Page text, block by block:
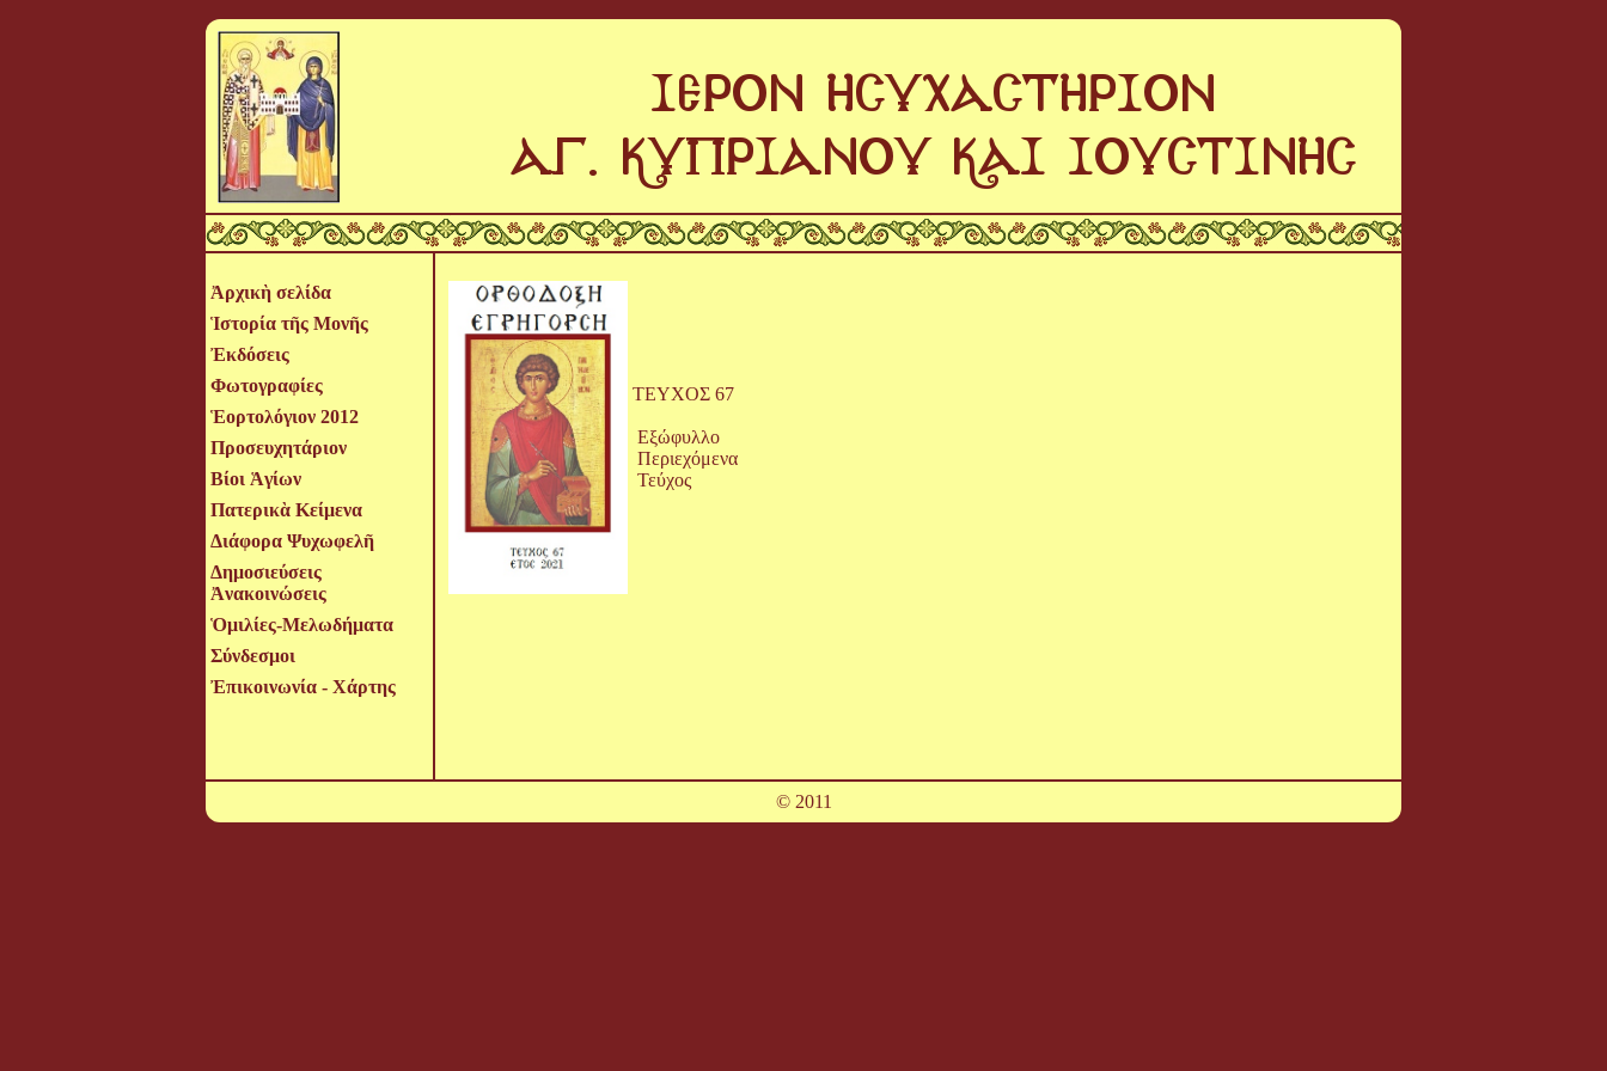
Ἀρχικὴ σελίδα
Ἱστορία τῆς Μονῆς
Ἐκδόσεις
Φωτογραφίες
Ἑορτολόγιον 2012
Προσευχητάριον
Βίοι Ἁγίων
Πατερικὰ Κείμενα
Διάφορα Ψυχωφελῆ
Δημοσιεύσεις
Ἀνακοινώσεις
Ὁμιλίες-Μελωδήματα
Σύνδεσμοι
Ἐπικοινωνία - Χάρτης
ΤΕΥΧΟΣ 67
Εξώφυλλο
Περιεχόμενα
Τεύχος
© 2011